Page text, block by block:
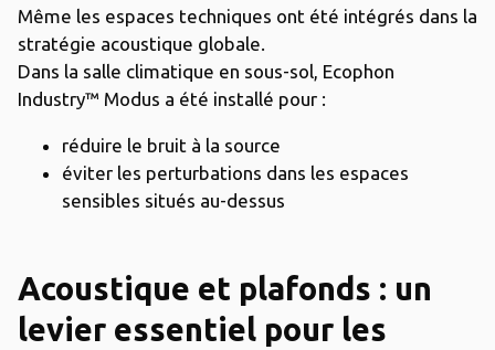
Même les espaces techniques ont été intégrés dans la
stratégie acoustique globale.
Dans la salle climatique en sous-sol, Ecophon
Industry™ Modus a été installé pour :
réduire le bruit à la source
éviter les perturbations dans les espaces
sensibles situés au-dessus
Acoustique et plafonds : un
levier essentiel pour les